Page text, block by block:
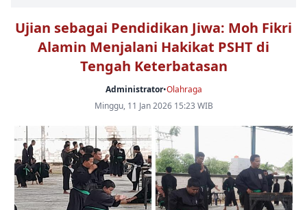
Ujian sebagai Pendidikan Jiwa: Moh Fikri
Alamin Menjalani Hakikat PSHT di
Tengah Keterbatasan
Administrator•Olahraga
Minggu, 11 Jan 2026 15:23 WIB